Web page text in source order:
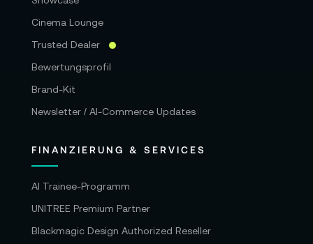
Cinema Lounge
Trusted Dealer
Bewertungsprofil
Brand-Kit
Newsletter / AI-Commerce Updates
FINANZIERUNG & SERVICES
AI Trainee-Programm
UNITREE Premium Partner
Blackmagic Design Authorized Reseller